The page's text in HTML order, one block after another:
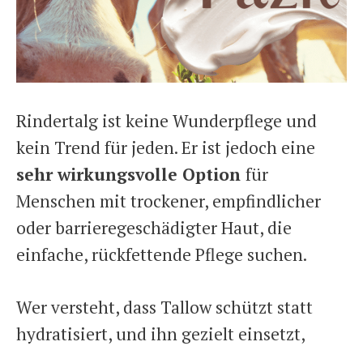
Rindertalg ist keine Wunderpflege und
kein Trend für jeden. Er ist jedoch eine
sehr wirkungsvolle Option für
Menschen mit trockener, empfindlicher
oder barrieregeschädigter Haut, die
einfache, rückfettende Pflege suchen.
Wer versteht, dass Tallow schützt statt
hydratisiert, und ihn gezielt einsetzt,